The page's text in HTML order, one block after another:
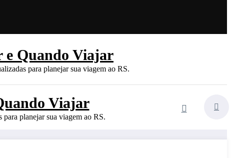
e Quando Viajar
para planejar sua viagem ao RS.
Viajar
para planejar sua viagem ao RS.